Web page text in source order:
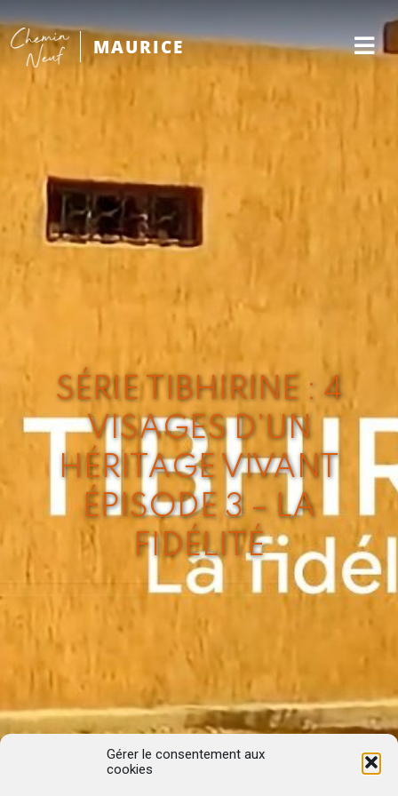
Gérer le consentement aux
cookies
MAURICE
SÉRIE TIBHIRINE : 4
VISAGES D’UN
HÉRITAGE VIVANT
ÉPISODE 3 – LA
FIDÉLITÉ